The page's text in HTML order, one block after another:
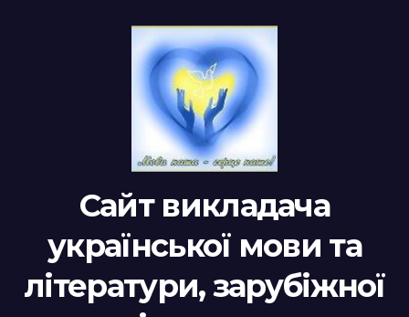
Сайт викладача
української мови та
літератури, зарубіжної